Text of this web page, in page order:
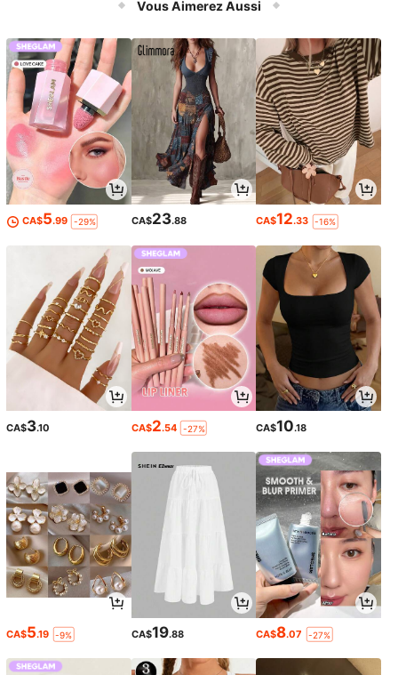
Vous Aimerez Aussi
CA$5.99 -29% CA$23.88 CA$12.33 -16%
CA$3.10 CA$2.54 -27% CA$10.18
CA$5.19 -9% CA$19.88 CA$8.07 -27%